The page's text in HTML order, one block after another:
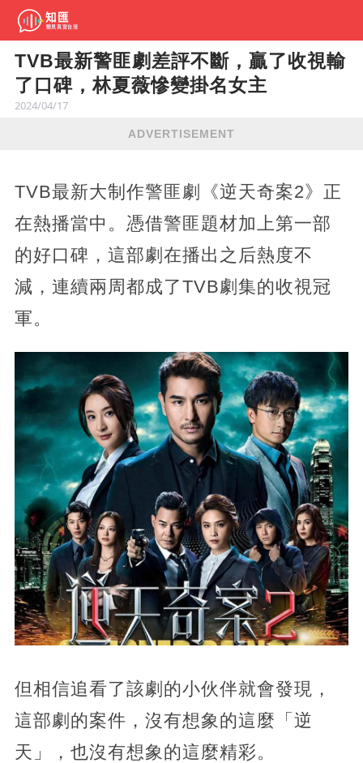
TVB最新警匪劇差評不斷，贏了收視輸
了口碑，林夏薇慘變掛名女主
2024/04/17
ADVERTISEMENT
TVB最新大制作警匪劇《逆天奇案2》正
在熱播當中。憑借警匪題材加上第一部
的好口碑，這部劇在播出之后熱度不
減，連續兩周都成了TVB劇集的收視冠
軍。
但相信追看了該劇的小伙伴就會發現，
這部劇的案件，沒有想象的這麼「逆
天」，也沒有想象的這麼精彩。